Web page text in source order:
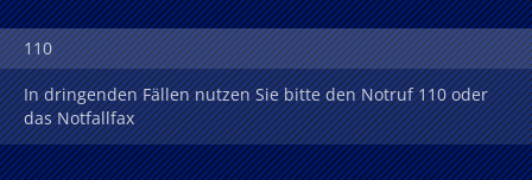
110
In dringenden Fällen nutzen Sie bitte den Notruf 110 oder
das Notfallfax